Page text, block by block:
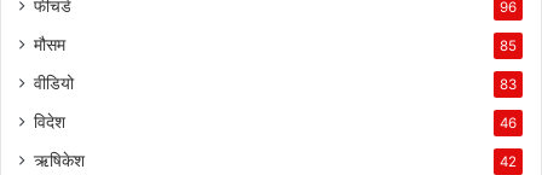
फीचर्ड 96
मौसम 85
वीडियो 83
विदेश 46
ऋषिकेश 42